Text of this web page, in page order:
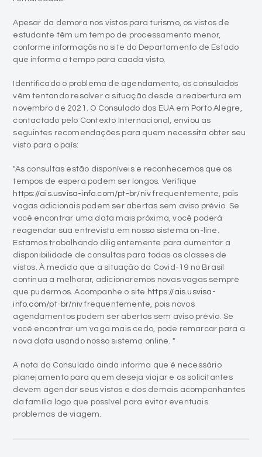
Apesar da demora nos vistos para turismo, os vistos de
estudante têm um tempo de processamento menor,
conforme informaçõs no site do Departamento de Estado
que informa o tempo para caada visto.
Identificado o problema de agendamento, os consulados
vêm tentando resolver a situação desde a reabertura em
novembro de 2021. O Consulado dos EUA em Porto Alegre,
contactado pelo Contexto Internacional, enviou as
seguintes recomendações para quem necessita obter seu
visto para o país:
"As consultas estão disponíveis e reconhecemos que os
tempos de espera podem ser longos. Verifique
https://ais.usvisa-info.com/pt-br/nivfrequentemente, pois
vagas adicionais podem ser abertas sem aviso prévio. Se
você encontrar uma data mais próxima, você poderá
reagendar sua entrevista em nosso sistema on-line.
Estamos trabalhando diligentemente para aumentar a
disponibilidade de consultas para todas as classes de
vistos. À medida que a situação da Covid-19 no Brasil
continua a melhorar, adicionaremos novas vagas sempre
que pudermos. Acompanhe o site https://ais.usvisa-
info.com/pt-br/nivfrequentemente, pois novos
agendamentos podem ser abertos sem aviso prévio. Se
você encontrar um vaga mais cedo, pode remarcar para a
nova data usando nosso sistema online. "
A nota do Consulado ainda informa que é necessário
planejamento para quem deseja viajar e os solicitantes
devem agendar seus vistos e dos demais acompanhantes
da família logo que possível para evitar eventuais
problemas de viagem.